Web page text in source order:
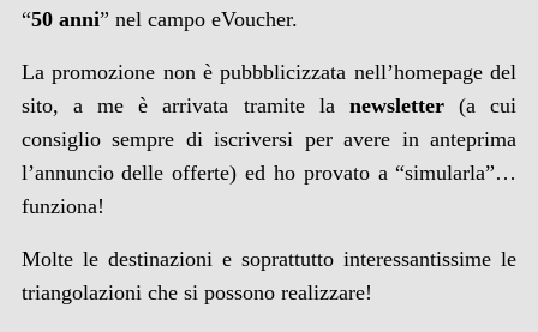
“50 anni” nel campo eVoucher.
La promozione non è pubbblicizzata nell’homepage del
sito, a me è arrivata tramite la newsletter(a cui
consiglio sempre di iscriversi per avere in anteprima
l’annuncio delle offerte) ed ho provato a “simularla”…
funziona!
Molte le destinazioni e soprattutto interessantissime le
triangolazioni che si possono realizzare!